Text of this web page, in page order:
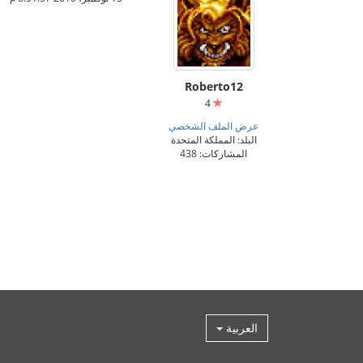
Roberto12
4
عرض الملف الشخصي
البلد: المملكة المتحدة
المشاركات: 438
العربية